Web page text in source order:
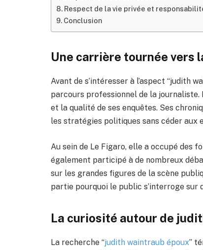
Respect de la vie privée et
Conclusion
Une carrière tournée vers
Avant de s’intéresser à l’aspect “judith
parcours professionnel de la
et la qualité de ses enquêtes. Ses
les stratégies politiques sans céder aux
Au sein de Le Figaro, elle a occupé des
également participé à de nombreux
sur les grandes figures de la scène
partie pourquoi le public s’interroge sur
La curiosité autour de
La recherche “judith waintraub époux”